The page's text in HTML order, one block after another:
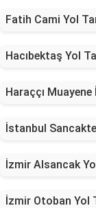
Fatih Cami Yol
Hacıbektaş Yol
Haraççı
İstanbul
İzmir Alsancak
İzmir Otoban Yol